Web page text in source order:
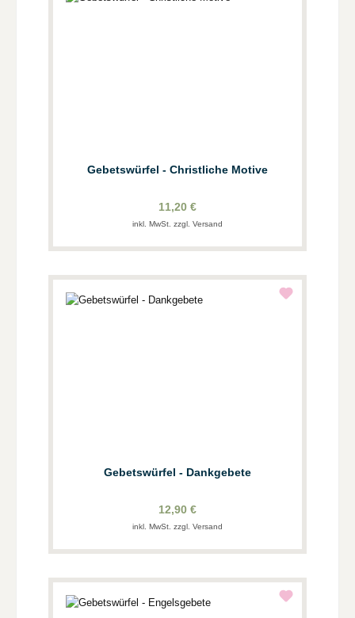
Gebetswürfel - Christliche Motive
11,20 €
inkl. MwSt. zzgl. Versand
Gebetswürfel - Dankgebete
12,90 €
inkl. MwSt. zzgl. Versand